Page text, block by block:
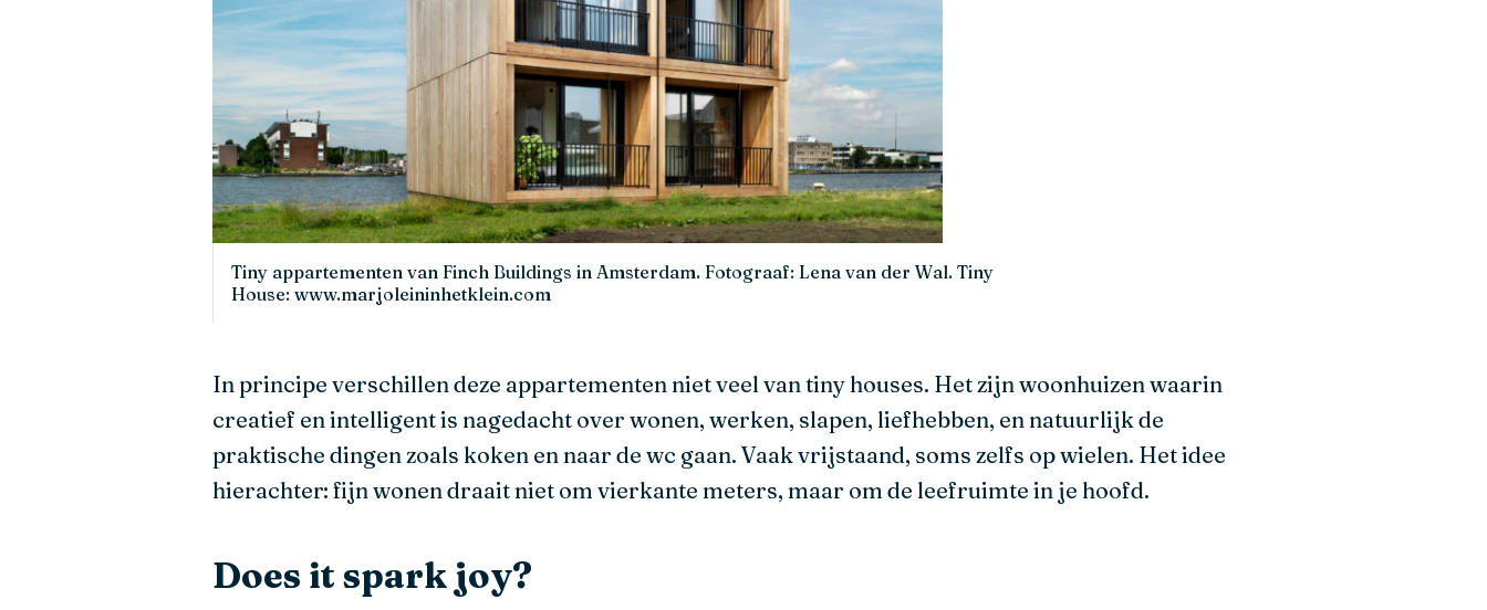
Tiny appartementen van Finch Buildings in Amsterdam. Fotograaf: Lena van der Wal. Tiny
House: www.marjoleininhetklein.com
In principe verschillen deze appartementen niet veel van tiny houses. Het zijn woonhuizen waarin
creatief en intelligent is nagedacht over wonen, werken, slapen, liefhebben, en natuurlijk de
praktische dingen zoals koken en naar de wc gaan. Vaak vrijstaand, soms zelfs op wielen. Het idee
hierachter: fijn wonen draait niet om vierkante meters, maar om de leefruimte in je hoofd.
Does it spark joy?